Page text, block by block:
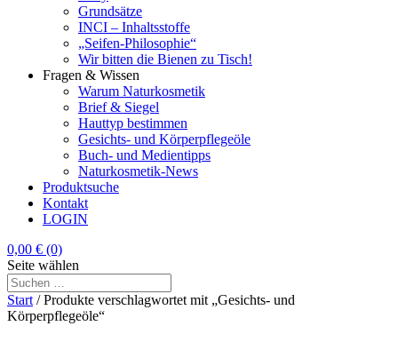
Grundsätze
INCI – Inhaltsstoffe
„Seifen-Philosophie“
Wir bitten die Bienen zu Tisch!
Fragen & Wissen
Warum Naturkosmetik
Brief & Siegel
Hauttyp bestimmen
Gesichts- und Körperpflegeöle
Buch- und Medientipps
Naturkosmetik-News
Produktsuche
Kontakt
LOGIN
0,00 € (0)
Seite wählen
Start / Produkte verschlagwortet mit „Gesichts- und
Körperpflegeöle“